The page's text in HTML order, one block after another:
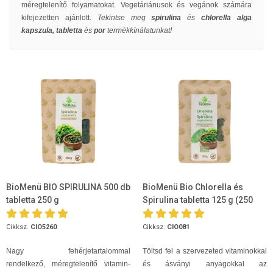
méregtelenítő folyamatokat. Vegetáriánusok és vegánok számára
kifejezetten ajánlott. Tekintse megspirulinaéschlorella alga
kapszula, tabletta és por termékkínálatunkat!
BioMenü BIO SPIRULINA 500 db
tabletta 250 g
Cikksz. CIO5260
Nagy fehérjetartalommal
rendelkező, méregtelenítő vitamin-
BioMenü Bio Chlorella és
Spirulina tabletta 125 g (250
tabletta)
Cikksz. CIO081
Töltsd fel a szervezeted vitaminokkal
és ásványi anyagokkal az